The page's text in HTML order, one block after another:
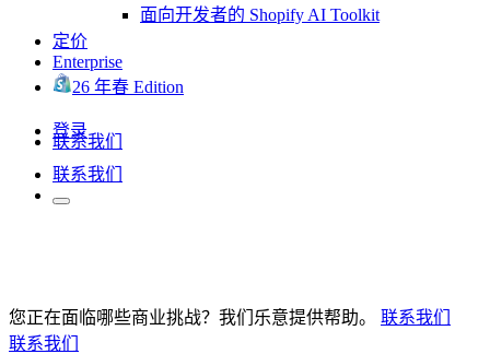
面向开发者的 Shopify AI Toolkit
定价
Enterprise
26 年春 Edition
登录
联系我们
联系我们
您正在面临哪些商业挑战？我们乐意提供帮助。
联系我们
联系我们